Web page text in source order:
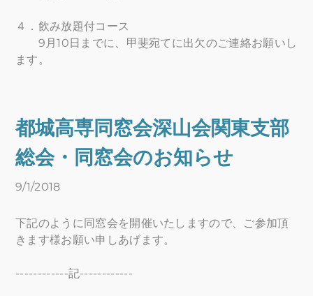
４．飲み放題付コース
9月10日までに、甲斐宛てに出欠のご連絡お願いし
ます。
都城高専同窓会深山会関東支部
総会・同窓会のお知らせ
9/1/2018
下記のように同窓会を開催いたしますので、ご参加頂
きます様お願い申しあげます。
------------記------------